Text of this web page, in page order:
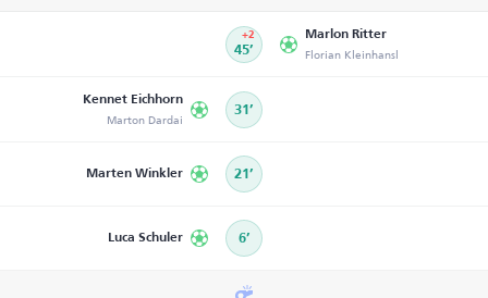
45’
+2 Marlon Ritter
Florian Kleinhansl
Kennet Eichhorn
Marton Dardai 31’
Marten Winkler 21’
Luca Schuler 6’